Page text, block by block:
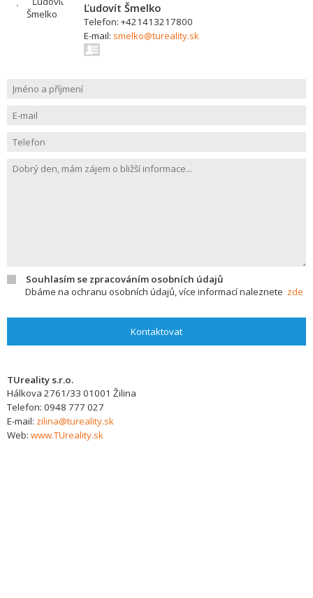
Ľudovít Šmelko
Telefon: +421413217800
E-mail: smelko@tureality.sk
Souhlasím se zpracováním osobních údajů
Dbáme na ochranu osobních údajů, více informací naleznete zde
Kontaktovat
TUreality s.r.o.
Hálkova 2761/33 01001 Žilina
Telefon: 0948 777 027
E-mail: zilina@tureality.sk
Web: www.TUreality.sk